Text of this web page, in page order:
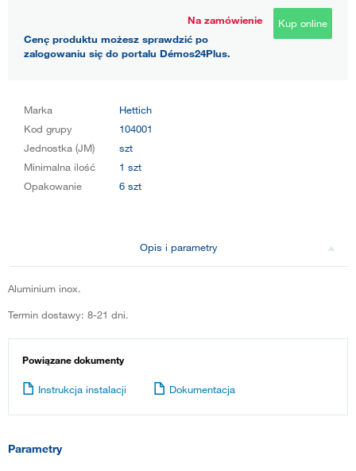
Na zamówienie
Cenę produktu możesz sprawdzić po
zalogowaniu się do portalu Démos24Plus.
Kup online
Marka
Hettich
Kod grupy
104001
Jednostka (JM)
szt
Minimalna ilość
1 szt
Opakowanie
6 szt
Opis i parametry
Aluminium inox.
Termin dostawy: 8-21 dni.
Powiązane dokumenty
Instrukcja instalacji Dokumentacja
Parametry